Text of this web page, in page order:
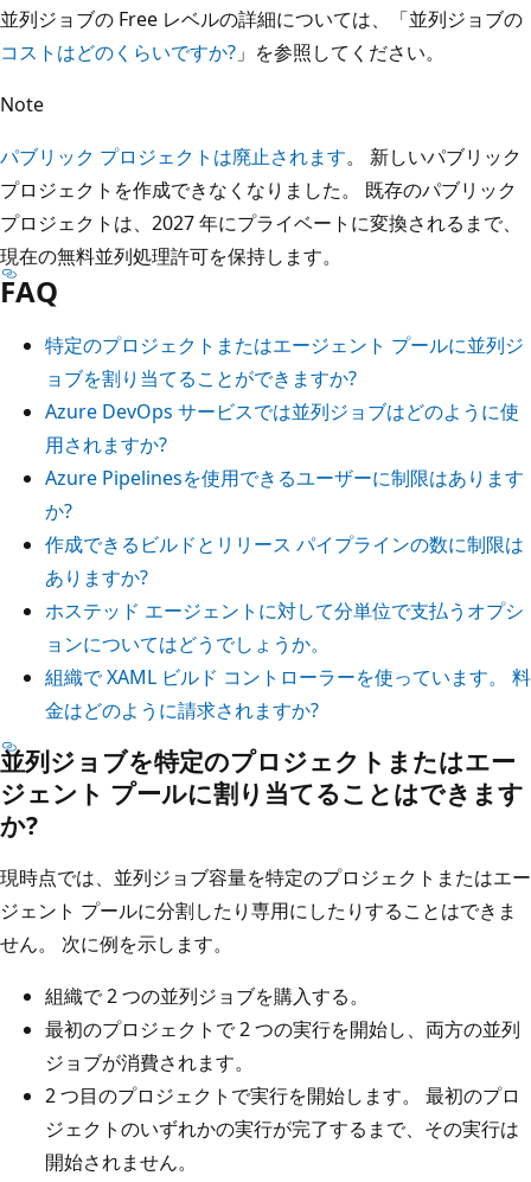
並列ジョブの Free レベルの詳細については、「並列ジョブの
コストはどのくらいですか? 」を参照してください。
Note
パブリック プロジェクトは廃止されます。 新しいパブリック
プロジェクトを作成できなくなりました。 既存のパブリック
プロジェクトは、2027 年にプライベートに変換されるまで、
現在の無料並列処理許可を保持します。
FAQ
特定のプロジェクトまたはエージェント プールに並列ジ
ョブを割り当てることができますか?
Azure DevOps サービスでは並列ジョブはどのように使
用されますか?
Azure Pipelinesを使用できるユーザーに制限はあります
か?
作成できるビルドとリリース パイプラインの数に制限は
ありますか?
ホステッド エージェントに対して分単位で支払うオプシ
ョンについてはどうでしょうか。
組織で XAML ビルド コントローラーを使っています。 料
金はどのように請求されますか?
並列ジョブを特定のプロジェクトまたはエー
ジェント プールに割り当てることはできます
か?
現時点では、並列ジョブ容量を特定のプロジェクトまたはエー
ジェント プールに分割したり専用にしたりすることはできま
せん。 次に例を示します。
組織で 2 つの並列ジョブを購入する。
最初のプロジェクトで 2 つの実行を開始し、両方の並列
ジョブが消費されます。
2 つ目のプロジェクトで実行を開始します。 最初のプロ
ジェクトのいずれかの実行が完了するまで、その実行は
開始されません。